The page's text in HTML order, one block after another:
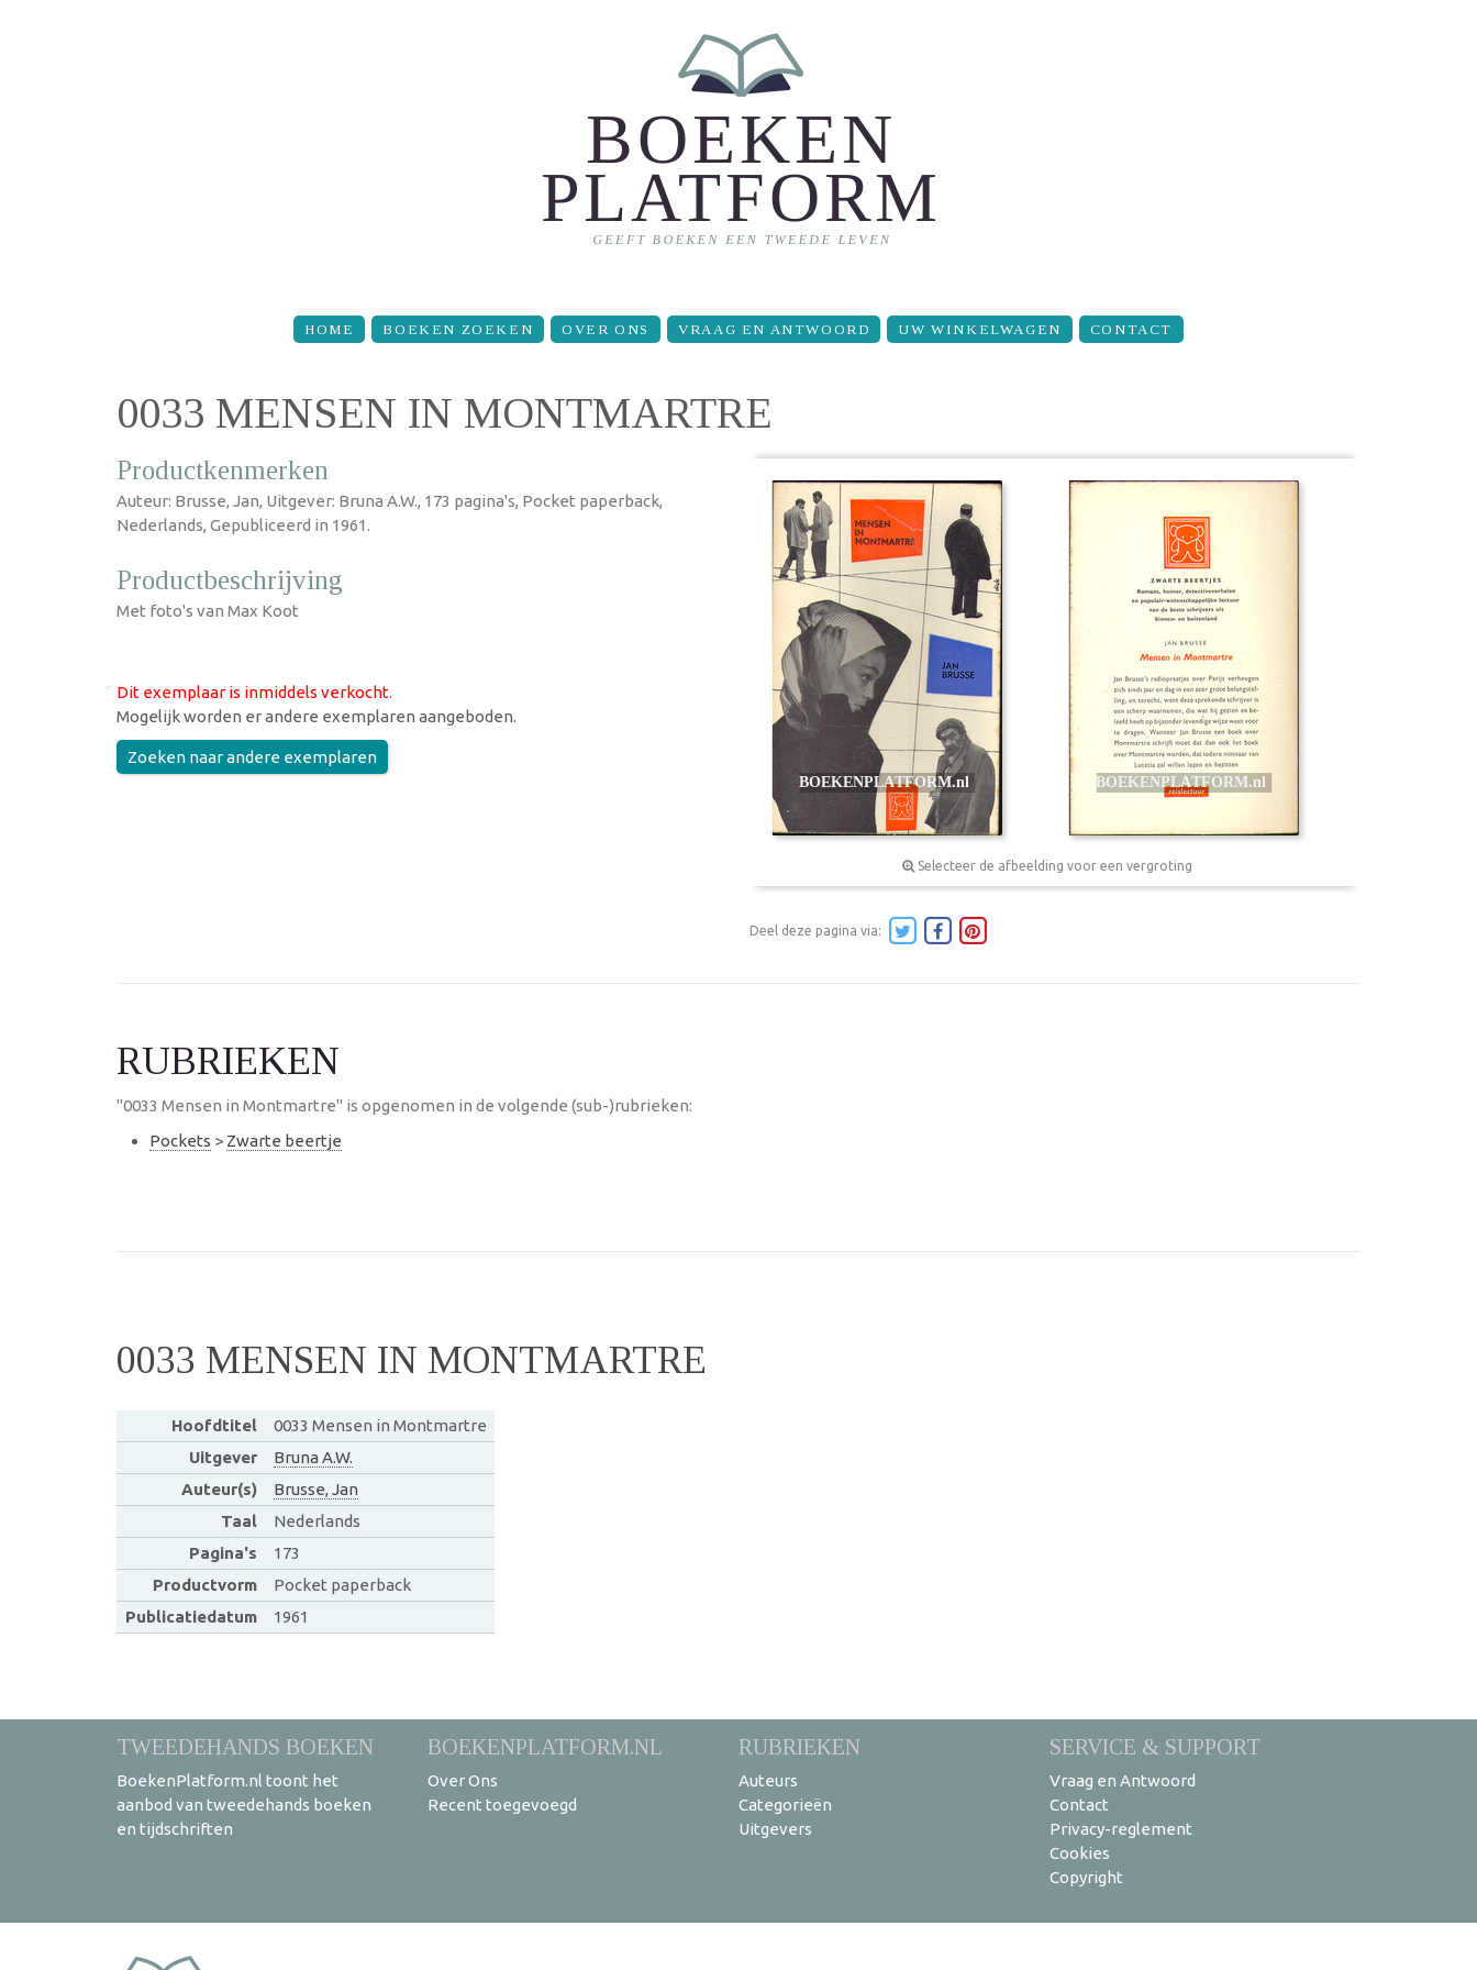
HOME BOEKEN ZOEKEN OVER ONS VRAAG EN ANTWOORD UW WINKELWAGEN CONTACT
0033 MENSEN IN MONTMARTRE
Productkenmerken
Auteur: Brusse, Jan, Uitgever: Bruna A.W., 173 pagina's, Pocket paperback,
Nederlands, Gepubliceerd in 1961.
Productbeschrijving
Met foto's van Max Koot
Dit exemplaar is inmiddels verkocht.
Mogelijk worden er andere exemplaren aangeboden.
Zoeken naar andere exemplaren
Selecteer de afbeelding voor een vergroting
Deel deze pagina via:
RUBRIEKEN
"0033 Mensen in Montmartre" is opgenomen in de volgende (sub-)rubrieken:
Pockets > Zwarte beertje
0033 MENSEN IN MONTMARTRE
Hoofdtitel
0033 Mensen in Montmartre
Uitgever
Bruna A.W.
Auteur(s)
Brusse, Jan
Taal
Nederlands
Pagina's
173
Productvorm
Pocket paperback
Publicatiedatum
1961
TWEEDEHANDS BOEKEN
BoekenPlatform.nl toont het
aanbod van tweedehands boeken
en tijdschriften
BOEKENPLATFORM.NL
Over Ons
Recent toegevoegd
RUBRIEKEN
Auteurs
Categorieën
Uitgevers
SERVICE & SUPPORT
Vraag en Antwoord
Contact
Privacy-reglement
Cookies
Copyright